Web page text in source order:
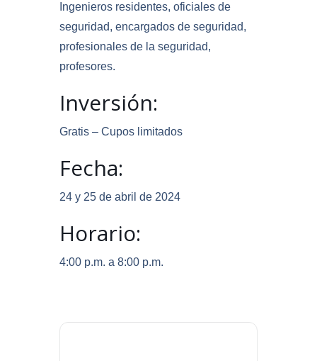
Ingenieros residentes, oficiales de
seguridad, encargados de seguridad,
profesionales de la seguridad,
profesores.
Inversión:
Gratis – Cupos limitados
Fecha:
24 y 25 de abril de 2024
Horario:
4:00 p.m. a 8:00 p.m.